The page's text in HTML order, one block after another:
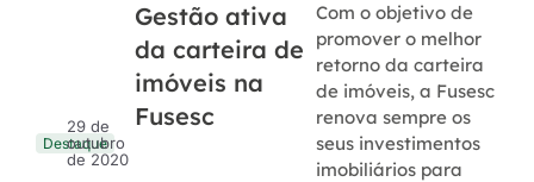
Destaque
29 de
outubro
de 2020
Gestão ativa
da carteira de
imóveis na
Fusesc
Com o objetivo de
promover o melhor
retorno da carteira
de imóveis, a Fusesc
renova sempre os
seus investimentos
imobiliários para